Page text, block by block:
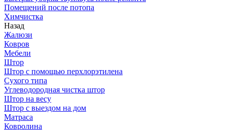
Помещений после потопа
Химчистка
Назад
Жалюзи
Ковров
Мебели
Штор
Штор с помощью перхлорэтилена
Сухого типа
Углеводородная чистка штор
Штор на весу
Штор с выездом на дом
Матраса
Ковролина